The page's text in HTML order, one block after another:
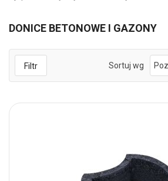
DONICE BETONOWE I GAZONY
Filtr Sortuj wg